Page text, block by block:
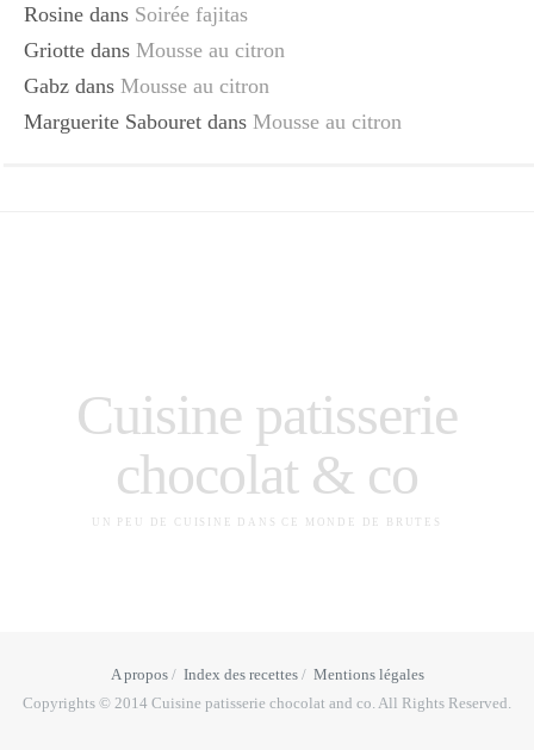
Rosine dans Soirée fajitas
Griotte dans Mousse au citron
Gabz dans Mousse au citron
Marguerite Sabouret dans Mousse au citron
Cuisine patisserie
chocolat & co
UN PEU DE CUISINE DANS CE MONDE DE BRUTES
A propos Index des recettes
Mentions légales
Copyrights © 2014 Cuisine patisserie chocolat and co. All Rights Reserved.